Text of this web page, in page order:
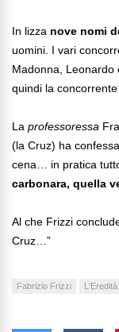
In lizza nove nomi
uomini. I vari
Madonna, Leonardo
quindi la
La professoressa
(la Cruz) ha
cena… in pratica
carbonara, quella
Al che Frizzi
Cruz…”
Fabrizio Frizzi L'Eredità